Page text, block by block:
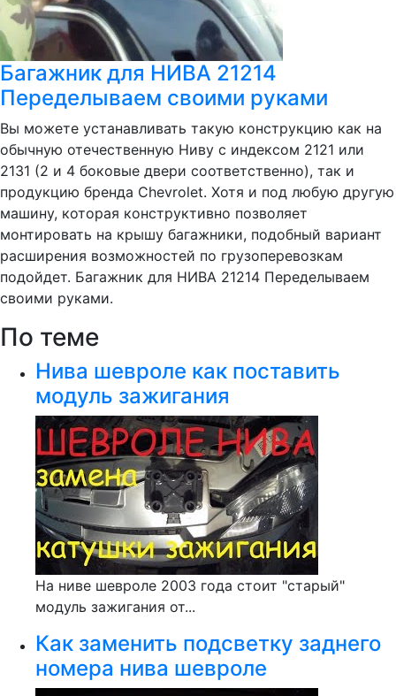
Багажник для НИВА 21214
Переделываем своими руками
Вы можете устанавливать такую конструкцию как на
обычную отечественную Ниву с индексом 2121 или
2131 (2 и 4 боковые двери соответственно), так и
продукцию бренда Chevrolet. Хотя и под любую другую
машину, которая конструктивно позволяет
монтировать на крышу багажники, подобный вариант
расширения возможностей по грузоперевозкам
подойдет. Багажник для НИВА 21214 Переделываем
своими руками.
По теме
Нива шевроле как поставить
модуль зажигания
На ниве шевроле 2003 года стоит "старый"
модуль зажигания от...
Как заменить подсветку заднего
номера нива шевроле